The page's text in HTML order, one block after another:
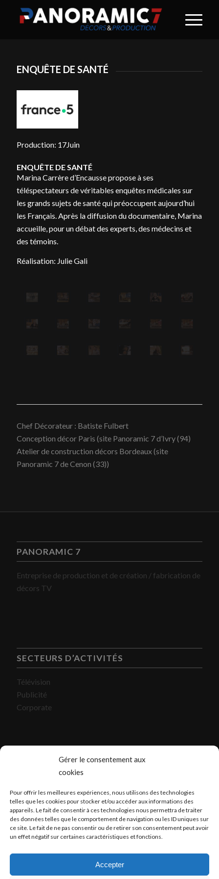
Gérer le consentement aux
cookies
Pour offrir les meilleures expériences, nous utilisons des technologies
telles que les cookies pour stocker et/ou accéder aux informations des
appareils. Le fait de consentir à ces technologies nous permettra de traiter
des données telles que le comportement de navigation ou les ID uniques sur
ce site. Le fait de ne pas consentir ou de retirer son consentement peut avoir
un effet négatif sur certaines caractéristiques et fonctions.
Accepter
ENQUÊTE DE SANTÉ
Production: 17Juin
ENQUÊTE DE SANTÉ
Marina Carrère d’Encausse propose à ses
téléspectateurs de véritables enquêtes médicales sur
les grands sujets de santé qui préoccupent aujourd’hui
les Français. Après la diffusion du documentaire, Marina
accueille, pour un débat des experts, des médecins et
des témoins.
Réalisation: Julie Gali
Chef Décorateur : Batiste Fulbert
Conception décor Paris (site Panoramic 7 d’Ivry (94)
Atelier de construction décors Bordeaux (site
Panoramic 7 de Cenon (33))
PANORAMIC 7
Entreprise de production et de création / fabrication de
décors TV
SECTEURS D’ACTIVITÉS
Télévision
Publicité
Corporate
CONTACT
Atelier / bureaux Paris
Atelier / bureaux Bordeaux
contact@panoramic7.com
mentions légales